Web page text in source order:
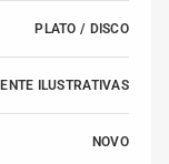
PLATO / DISCO
ILUSTRATIVAS
NOVO